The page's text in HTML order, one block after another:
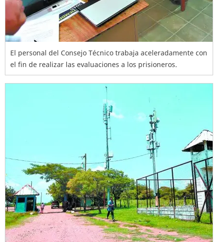
El personal del Consejo Técnico trabaja aceleradamente con
el fin de realizar las evaluaciones a los prisioneros.